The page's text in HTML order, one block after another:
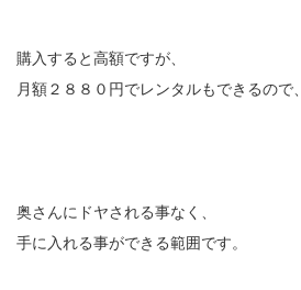
購入すると高額ですが、
月額２８８０円でレンタルもできるので、
奥さんにドヤされる事なく、
手に入れる事ができる範囲です。